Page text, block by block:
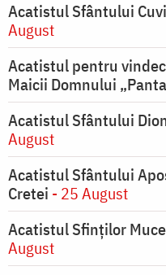
Acatistul Sfântului
August
Acatistul pentru
Maicii Domnului
Acatistul Sfântului
August
Acatistul Sfântului
Cretei - 25 August
Acatistul Sfinților
August